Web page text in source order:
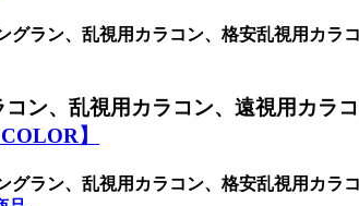
グラン、乱視用カラコン、格安乱視用カ
ン、乱視用カラコン、遠視用カラ
】
グラン、乱視用カラコン、格安乱視用カラ